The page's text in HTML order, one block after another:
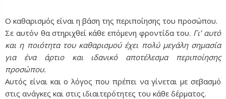
Ο καθαρισμός είναι η βάση της περιποίησης του προσώπου.
Σε αυτόν θα στηριχθεί κάθε επόμενη φροντίδα του. Γι’ αυτό
και η ποιότητα του καθαρισμού έχει πολύ μεγάλη σημασία
για ένα άρτιο και ιδανικό αποτέλεσμα περιποίησης
προσώπου.
Αυτός είναι και ο λόγος που πρέπει να γίνεται με σεβασμό
στις ανάγκες και στις ιδιαιτερότητες του κάθε δέρματος.